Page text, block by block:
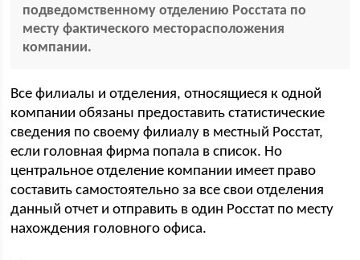
подведомственному отделению Росстата по
месту фактического месторасположения
компании.
Все филиалы и отделения, относящиеся к одной
компании обязаны предоставить статистические
сведения по своему филиалу в местный Росстат,
если головная фирма попала в список. Но
центральное отделение компании имеет право
составить самостоятельно за все свои отделения
данный отчет и отправить в один Росстат по месту
нахождения головного офиса.